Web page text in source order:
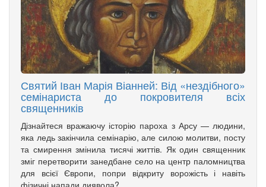
Святий Іван Марія Віанней: Від «нездібного»
семінариста до покровителя всіх
священників
Дізнайтеся вражаючу історію пароха з Арсу — людини,
яка ледь закінчила семінарію, але силою молитви, посту
та смирення змінила тисячі життів. Як один священник
зміг перетворити занедбане село на центр паломництва
для всієї Європи, попри відкриту ворожість і навіть